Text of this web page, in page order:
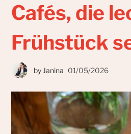
Cafés, die
Frühstück
by Janina 01/05/2026